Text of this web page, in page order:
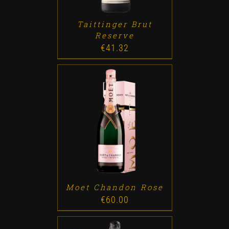
Taittinger Brut
Reserve
€41.32
ADD TO CART / DETALLES
Moet Chandon Rose
€60.00